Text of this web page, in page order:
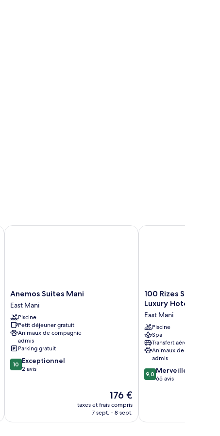
Anemos
Suites
Mani
East
Mani
Anemos Suites Mani
East Mani
Piscine
Petit déjeuner gratuit
Animaux de compagnie
admis
Parking gratuit
10.0
sur
10 Exceptionnel
2 avis
Le
nouveau
prix
176 €
taxes et frais compris
7 sept. - 8 sept.
Anemos Suites Mani
100
Rizes
Seaside
Resort
-
Small
Luxury
Hotels
The
World
100 Rizes Seaside
Luxury Hotels of
East Mani
Piscine
Spa
Transfert aéroport
Animaux de compagnie
admis
9.0
sur
9,0 Merveilleux
65 avis
100 Rizes Seaside